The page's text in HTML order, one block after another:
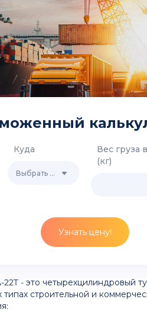
Куда
Выбрать из списка
Вес груза в
(кг)
Узнать цену!
22T - это четырехцилиндровый
типах строительной и